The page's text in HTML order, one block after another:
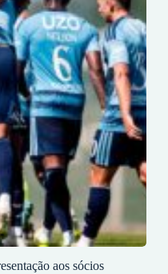
aos sócios